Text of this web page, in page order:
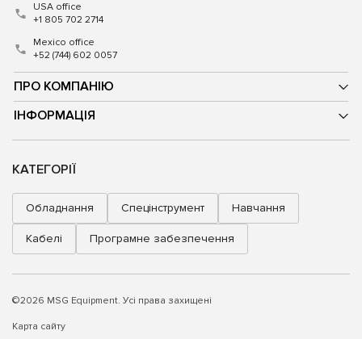
ПРО КОМПАНІЮ
ІНФОРМАЦІЯ
USA office
+1 805 702 2714
Mexico office
+52 (744) 602 0057
КАТЕГОРІЇ
Обладнання Спецінструмент Навчання
Кабелі Програмне забезпечення
©2026 MSG Equipment. Усі права захищені
Карта сайту